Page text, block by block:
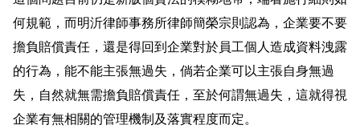
何規範，而明沂律師事務所律師簡榮宗則認為，企業要不要
擔負賠償責任，還是得回到企業對於員工個人造成資料洩露
的行為，能不能主張無過失，倘若企業可以主張自身無過
失，自然就無需擔負賠償責任， 至於何謂無過失，這就得視
企業有無相關的管理機制及落實程度而定。